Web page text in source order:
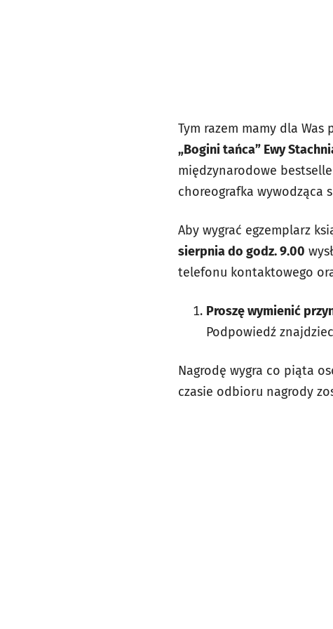
Tym razem mamy dla
„Bogini tańca” Ewy
międzynarodowe
choreografka wywodząca
Aby wygrać egzemplarz
sierpnia do godz. 9.00
telefonu kontaktowego
Proszę wymienić
Podpowiedź
Nagrodę wygra co piąta
czasie odbioru nagrody